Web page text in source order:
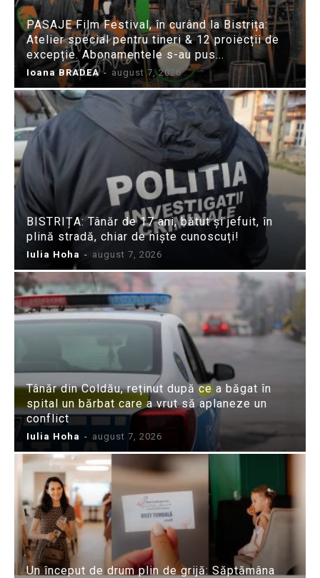
PASAJE Film Festival, în curând la Bistrița:
Atelier special pentru tineri & 12 proiecții de
excepție. Abonamentele s-au pus...
Ioana BRADEA - august 7, 2026
BISTRIȚA: Tânăr de 17 ani, bătut și jefuit, în
plină stradă, chiar de niște cunoscuți!
Iulia Hoha - august 7, 2026
Tânăr din Coldău, reținut după ce a băgat în
spital un bărbat care a vrut să aplaneze un
conflict
Iulia Hoha - august 7, 2026
Un început de drum plin de grijă: Săptămâna